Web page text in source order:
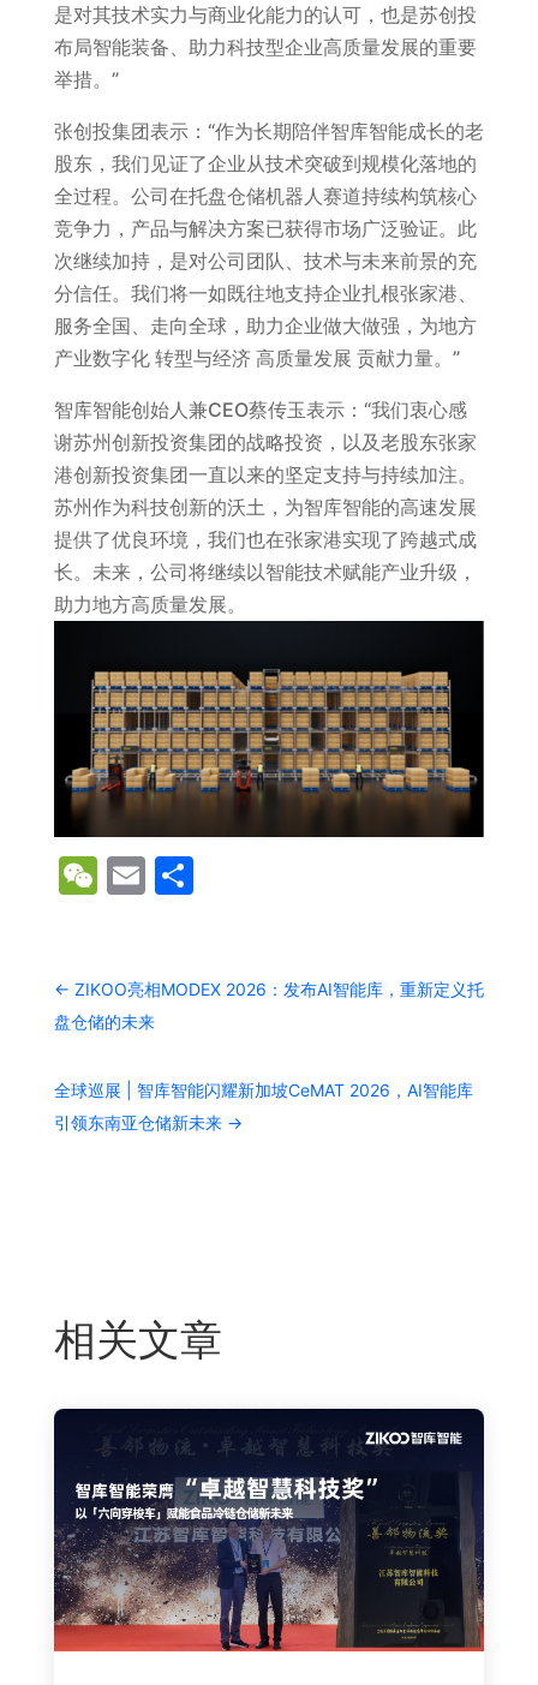
是对其技术实力与商业化能力的认可，也是苏创投
布局智能装备、助力科技型企业高质量发展的重要
举措。”
张创投集团表示：“作为长期陪伴智库智能成长的老
股东，我们见证了企业从技术突破到规模化落地的
全过程。公司在托盘仓储机器人赛道持续构筑核心
竞争力，产品与解决方案已获得市场广泛验证。此
次继续加持，是对公司团队、技术与未来前景的充
分信任。我们将一如既往地支持企业扎根张家港、
服务全国、走向全球，助力企业做大做强，为地方
产业数字化 转型与经济 高质量发展 贡献力量。”
智库智能创始人兼CEO蔡传玉表示：“我们衷心感
谢苏州创新投资集团的战略投资，以及老股东张家
港创新投资集团一直以来的坚定支持与持续加注。
苏州作为科技创新的沃土，为智库智能的高速发展
提供了优良环境，我们也在张家港实现了跨越式成
长。未来，公司将继续以智能技术赋能产业升级，
助力地方高质量发展。
WeChat
Email
分
← ZIKOO亮相MODEX 2026：发布AI智能库，重新定义托
盘仓储的未来
全球巡展 | 智库智能闪耀新加坡CeMAT 2026，AI智能库
引领东南亚仓储新未来→
相关文章